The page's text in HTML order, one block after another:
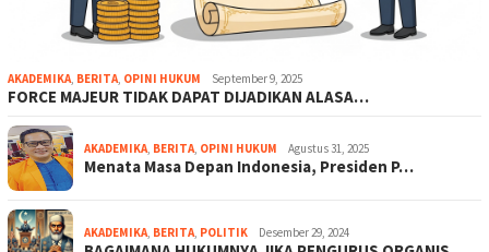
AKADEMIKA BERITA OPINI HUKUM September 9, 2025
FORCE MAJEUR TIDAK DAPAT DIJADIKAN ALASA…
AKADEMIKA BERITA OPINI HUKUM Agustus 31, 2025
Menata Masa Depan Indonesia, Presiden P…
AKADEMIKA BERITA POLITIK Desember 29, 2024